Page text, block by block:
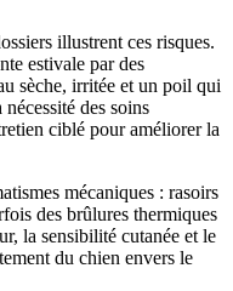
illustrent ces risques.
estivale par des
sèche, irritée et un poil qui
des soins
ciblé pour améliorer la
mécaniques : rasoirs
des brûlures thermiques
la sensibilité cutanée et le
du chien envers le